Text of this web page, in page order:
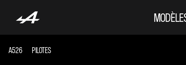
A526 PILOTES